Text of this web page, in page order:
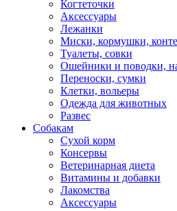
Когтеточки
Аксессуары
Лежанки
Миски, кормушки,
Туалеты, совки
Ошейники и поводки,
Переноски, сумки
Клетки, вольеры
Одежда для животных
Развес
Собакам
Сухой корм
Консервы
Ветеринарная диета
Витамины и добавки
Лакомства
Аксессуары